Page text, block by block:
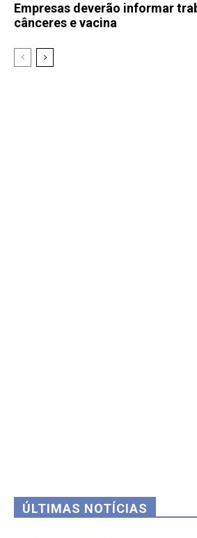
Empresas deverão informar
cânceres e vacina
ÚLTIMAS NOTÍCIAS